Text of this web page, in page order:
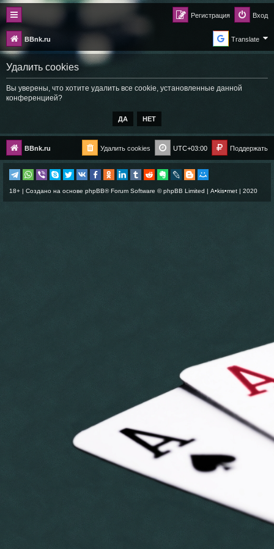
Вход
Регистрация
BBnk.ru Translate
Удалить cookies
Вы уверены, что хотите удалить все cookie, установленные данной
конференцией?
BBnk.ru Поддержать
UTC+03:00
Удалить cookies
18+ | Создано на основе phpBB® Forum Software © phpBB Limited | A•kis•met | 2020